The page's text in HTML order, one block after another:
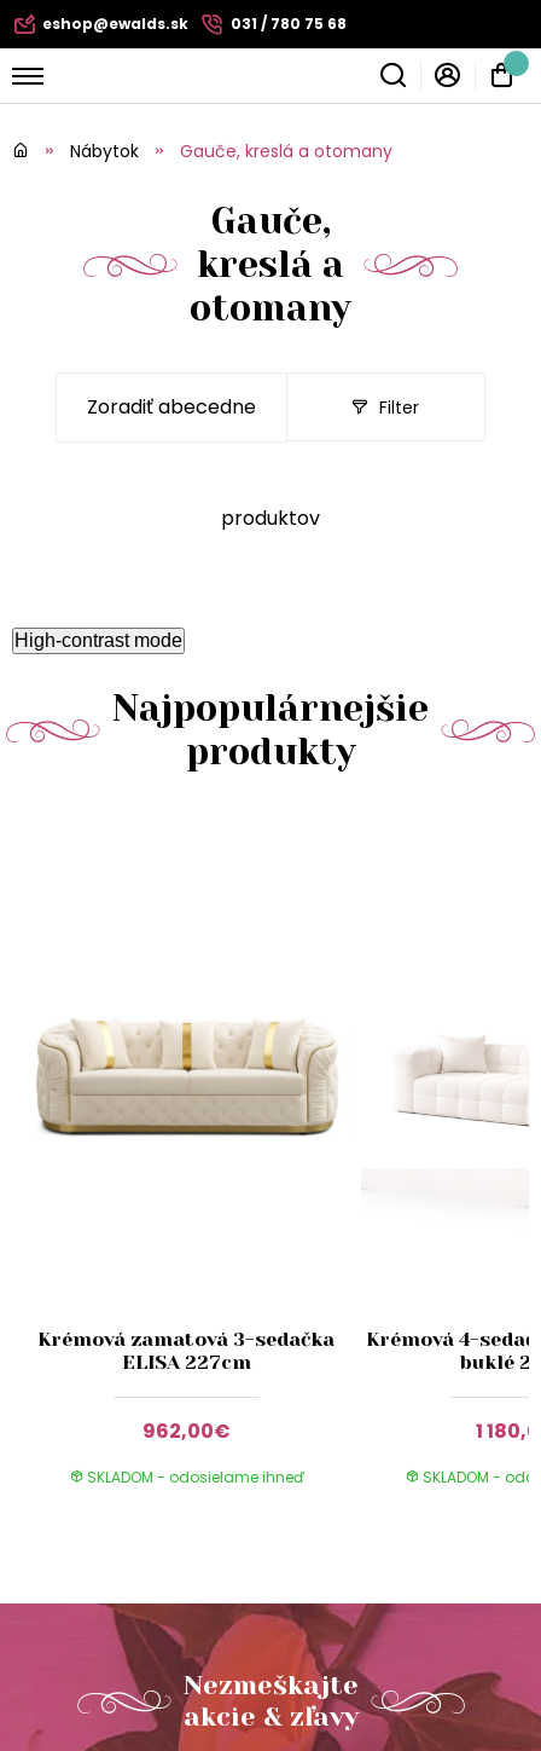
eshop@ewalds.sk 031 / 780 75 68
Nábytok Gauče, kreslá a otomany
Gauče,
kreslá a
otomany
Filter
produktov
High-contrast mode
Najpopulárnejšie
produkty
Krémová zamatová 3-sedačka
ELISA 227cm
962,00€
SKLADOM - odosielame ihneď
Krémová 4-
buklé
1
SKLADOM -
Nezmeškajte
akcie & zľavy